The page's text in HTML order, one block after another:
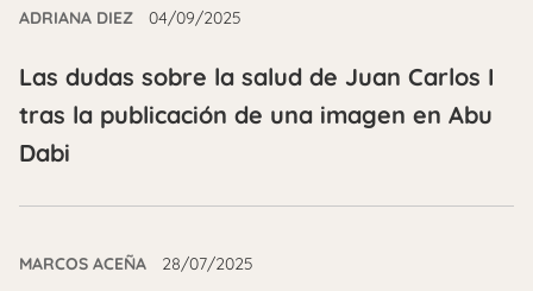
ADRIANA DIEZ 04/09/2025
Las dudas sobre la salud de Juan Carlos I
tras la publicación de una imagen en Abu
Dabi
MARCOS ACEÑA 28/07/2025